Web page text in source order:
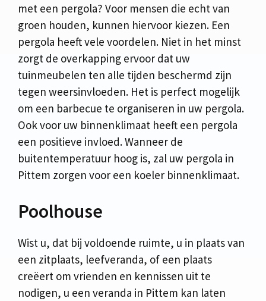
met een pergola? Voor mensen die echt van
groen houden, kunnen hiervoor kiezen. Een
pergola heeft vele voordelen. Niet in het minst
zorgt de overkapping ervoor dat uw
tuinmeubelen ten alle tijden beschermd zijn
tegen weersinvloeden. Het is perfect mogelijk
om een barbecue te organiseren in uw pergola.
Ook voor uw binnenklimaat heeft een pergola
een positieve invloed. Wanneer de
buitentemperatuur hoog is, zal uw pergola in
Pittem zorgen voor een koeler binnenklimaat.
Poolhouse
Wist u, dat bij voldoende ruimte, u in plaats van
een zitplaats, leefveranda, of een plaats
creëert om vrienden en kennissen uit te
nodigen, u een veranda in Pittem kan laten